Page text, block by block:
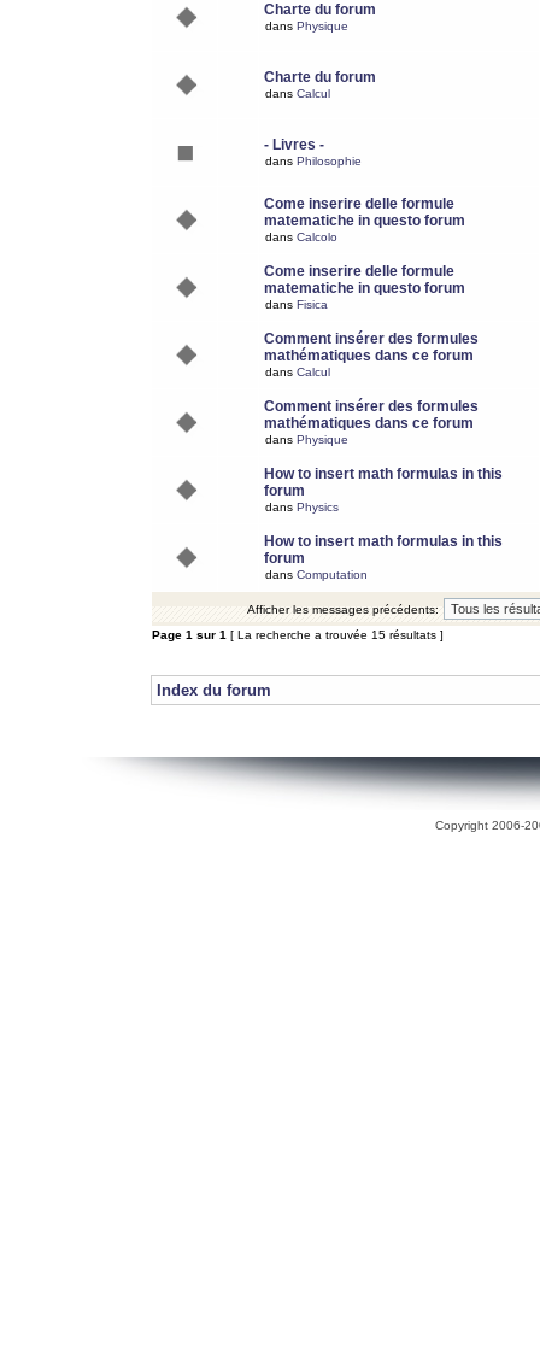
Charte du forum
dans Physique
Charte du forum
dans Calcul
- Livres -
dans Philosophie
Come inserire delle formule
matematiche in questo forum
dans Calcolo
Come inserire delle formule
matematiche in questo forum
dans Fisica
Comment insérer des formules
mathématiques dans ce forum
dans Calcul
Comment insérer des formules
mathématiques dans ce forum
dans Physique
How to insert math formulas in this
forum
dans Physics
How to insert math formulas in this
forum
dans Computation
Afficher les messages précédents:
Page 1 sur 1 [ La recherche a trouvée 15 résultats ]
Index du forum
Copyright 2006-